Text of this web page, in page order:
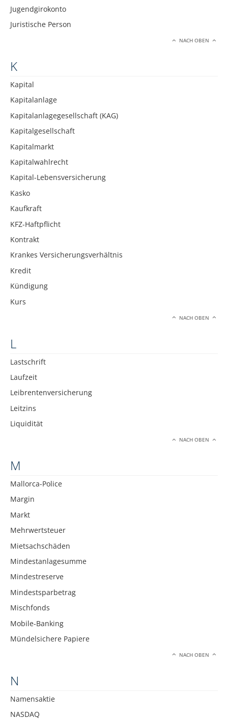
Jugendgirokonto
Juristische Person
NACH OBEN
K
Kapital
Kapitalanlage
Kapitalanlagegesellschaft (KAG)
Kapitalgesellschaft
Kapitalmarkt
Kapitalwahlrecht
Kapital-Lebensversicherung
Kasko
Kaufkraft
KFZ-Haftpflicht
Kontrakt
Krankes Versicherungsverhältnis
Kredit
Kündigung
Kurs
NACH OBEN
L
Lastschrift
Laufzeit
Leibrentenversicherung
Leitzins
Liquidität
NACH OBEN
M
Mallorca-Police
Margin
Markt
Mehrwertsteuer
Mietsachschäden
Mindestanlagesumme
Mindestreserve
Mindestsparbetrag
Mischfonds
Mobile-Banking
Mündelsichere Papiere
NACH OBEN
N
Namensaktie
NASDAQ